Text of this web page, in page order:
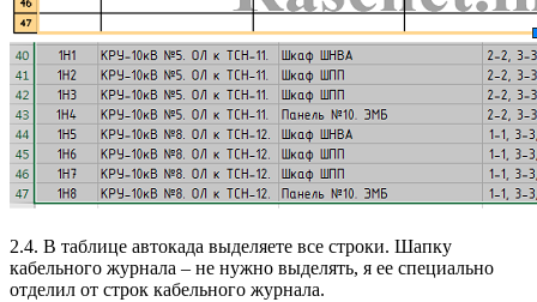
2.4. В таблице автокада выделяете все строки. Шапку
кабельного журнала – не нужно выделять, я ее специально
отделил от строк кабельного журнала.